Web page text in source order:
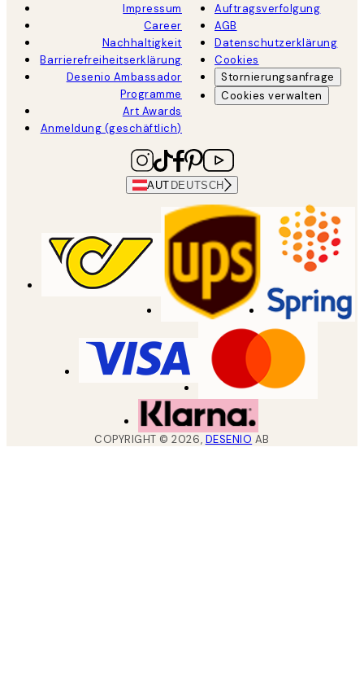
Impressum
Career
Nachhaltigkeit
Barrierefreiheitserklärung
Desenio Ambassador
Programme
Art Awards
Anmeldung (geschäftlich)
Auftragsverfolgung
AGB
Datenschutzerklärung
Cookies
Stornierungsanfrage
Cookies verwalten
AUT DEUTSCH
COPYRIGHT ©2026, DESENIO AB